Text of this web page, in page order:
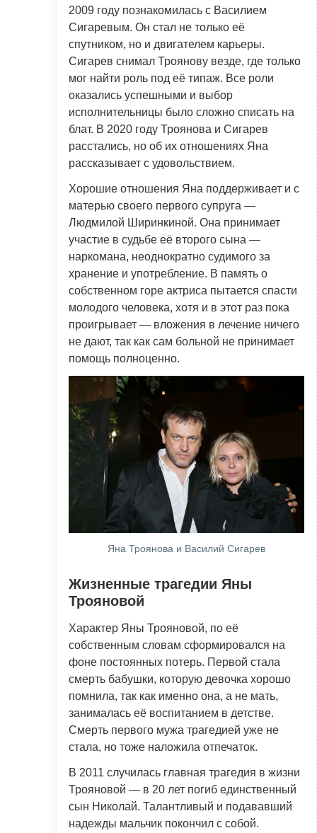
2009 году познакомилась с Василием
Сигаревым. Он стал не только её
спутником, но и двигателем карьеры.
Сигарев снимал Троянову везде, где только
мог найти роль под её типаж. Все роли
оказались успешными и выбор
исполнительницы было сложно списать на
блат. В 2020 году Троянова и Сигарев
расстались, но об их отношениях Яна
рассказывает с удовольствием.
Хорошие отношения Яна поддерживает и с
матерью своего первого супруга —
Людмилой Ширинкиной. Она принимает
участие в судьбе её второго сына —
наркомана, неоднократно судимого за
хранение и употребление. В память о
собственном горе актриса пытается спасти
молодого человека, хотя и в этот раз пока
проигрывает — вложения в лечение ничего
не дают, так как сам больной не принимает
помощь полноценно.
Яна Троянова и Василий Сигарев
Жизненные трагедии Яны
Трояновой
Характер Яны Трояновой, по её
собственным словам сформировался на
фоне постоянных потерь. Первой стала
смерть бабушки, которую девочка хорошо
помнила, так как именно она, а не мать,
занималась её воспитанием в детстве.
Смерть первого мужа трагедией уже не
стала, но тоже наложила отпечаток.
В 2011 случилась главная трагедия в жизни
Трояновой — в 20 лет погиб единственный
сын Николай. Талантливый и подававший
надежды мальчик покончил с собой.